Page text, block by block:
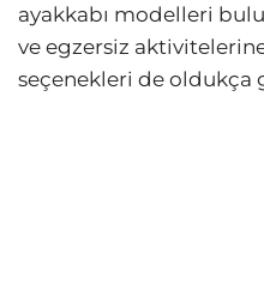
ayakkabı modelleri
ve egzersiz
seçenekleri de oldukça